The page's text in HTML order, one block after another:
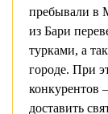
пребывали в
из Бари
турками, а
городе. При
конкурентов
доставить